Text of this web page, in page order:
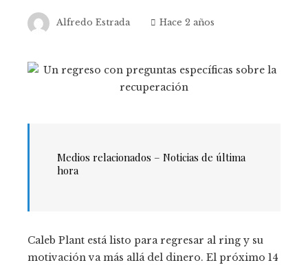
Alfredo Estrada Hace 2 años
Medios relacionados – Noticias de última
hora
Caleb Plant está listo para regresar al ring y su
motivación va más allá del dinero. El próximo 14